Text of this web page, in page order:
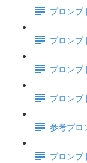
プロン
プロンプ
プロンプ
プロンプ
参考プロ
プロンプ